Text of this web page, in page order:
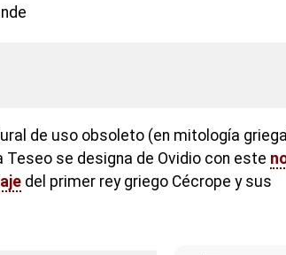
de uso obsoleto (en mitología
se designa de Ovidio con este
del primer rey griego Cécrope y sus